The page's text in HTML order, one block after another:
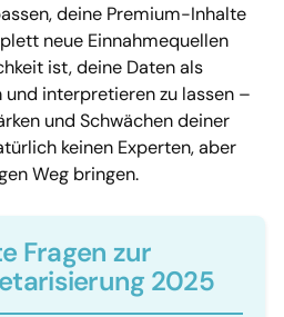
deine Premium-Inhalte
neue Einnahmequellen
ist, deine Daten als
interpretieren zu lassen –
und Schwächen deiner
keinen Experten, aber
Weg bringen.
Fragen zur
2025